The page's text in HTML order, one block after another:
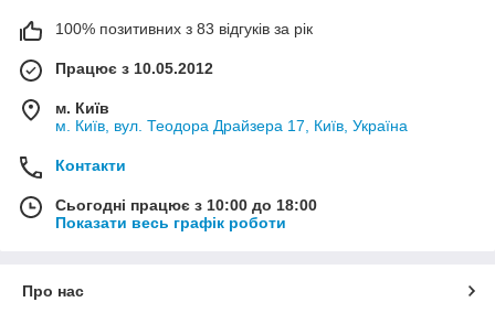
100% позитивних з 83 відгуків за рік
Працює з 10.05.2012
м. Київ
м. Київ, вул. Теодора Драйзера 17, Київ, Україна
Контакти
Сьогодні працює з 10:00 до 18:00
Показати весь графік роботи
Про нас